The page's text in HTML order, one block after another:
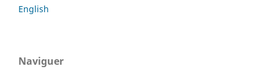
English
Naviguer